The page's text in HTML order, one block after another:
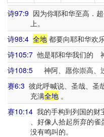
诗97:9 因为你耶和华至高．
上。
诗98:4 全地 都要向耶和华欢
诗105:7 他是耶和华我们的
诗108:5 神阿、愿你崇高、
赛6:3 彼此呼喊说、圣哉、圣
充满全地。
赛10:14 我的手构到列国的财
、好像人拾起所弃的
没有鸣叫的。